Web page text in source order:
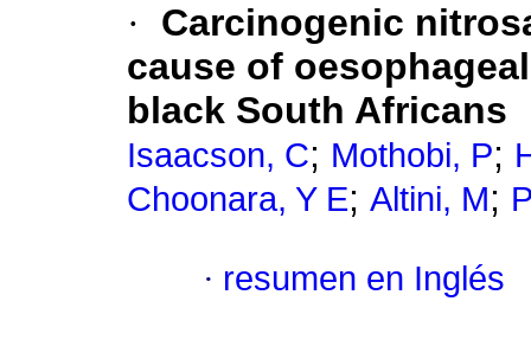
·
Carcinogenic
cause of
black South Africans
Isaacson, C; Mothobi, P;
Choonara, Y E; Altini, M;
· resumen en Inglés